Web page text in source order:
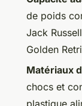
de poids
Jack
Golden
Matériaux
chocs et